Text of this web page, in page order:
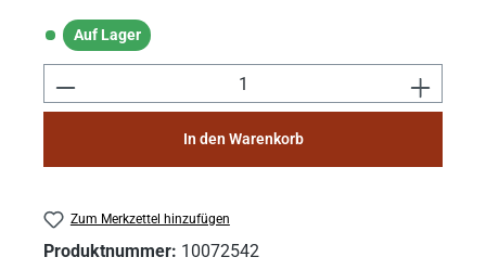
Auf Lager
Auf Lager
Produkt Anzahl: Gib den gewünschten
In den Warenkorb
Zum Merkzettel hinzufügen
Produktnummer: 10072542